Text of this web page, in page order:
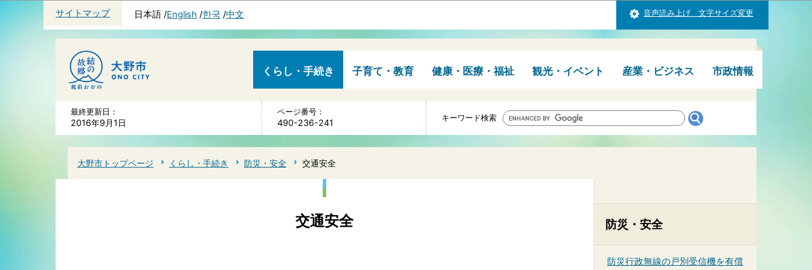
サイトマップ 日本語 English 한국 中文 音声読み上げ 文字サイズ変更
くらし・手続き 子育て・教育 健康・医療・福祉 観光・イベント 産業・ビジネス 市政情報
最終更新日：
2016年9月1日
ページ番号：
490-236-241 キーワード検索
大野市トップページ くらし・手続き 防災・安全 交通安全
交通安全 防災・安全
防災行政無線の戸別受信機を有償